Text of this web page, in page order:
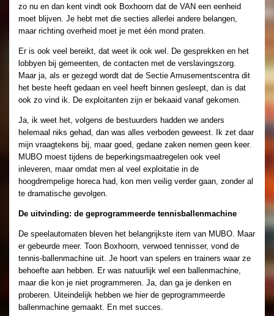
zo nu en dan kent vindt ook Boxhoorn dat de VAN een eenheid
moet blijven. Je hebt met die secties allerlei andere belangen,
maar richting overheid moet je met één mond praten.
Er is ook veel bereikt, dat weet ik ook wel. De gesprekken en het
lobbyen bij gemeenten, de contacten met de verslavingszorg.
Maar ja, als er gezegd wordt dat de Sectie Amusementscentra dit
het beste heeft gedaan en veel heeft binnen gesleept, dan is dat
ook zo vind ik. De exploitanten zijn er bekaaid vanaf gekomen.
Ja, ik weet het, volgens de bestuurders hadden we anders
helemaal niks gehad, dan was alles verboden geweest. Ik zet daar
mijn vraagtekens bij, maar goed, gedane zaken nemen geen keer.
MUBO moest tijdens de beperkingsmaatregelen ook veel
inleveren, maar omdat men al veel exploitatie in de
hoogdrempelige horeca had, kon men veilig verder gaan, zonder al
te dramatische gevolgen.
De uitvinding: de geprogrammeerde tennisballenmachine
De speelautomaten bleven het belangrijkste item van MUBO. Maar
er gebeurde meer. Toon Boxhoorn, verwoed tennisser, vond de
tennis-ballenmachine uit. Je hoort van spelers en trainers waar ze
behoefte aan hebben. Er was natuurlijk wel een ballenmachine,
maar die kon je niet programmeren. Ja, dan ga je denken en
proberen. Uiteindelijk hebben we hier de geprogrammeerde
ballenmachine gemaakt. En met succes.